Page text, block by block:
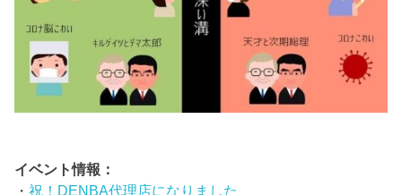
イベント情報：
・祝！DENBA代理店になりました